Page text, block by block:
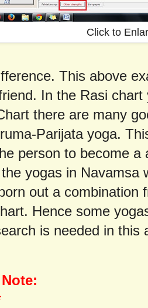
Click to
This above
In the Rasi
there are many
Parijata yoga.
person to become a
yogas in Navamsa
out a combination
Hence some
is needed in this